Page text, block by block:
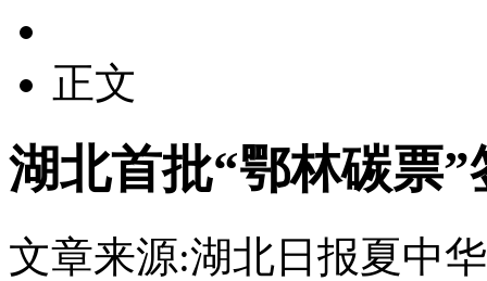
正文
湖北首批“鄂林碳票”
文章来源:湖北日报夏中